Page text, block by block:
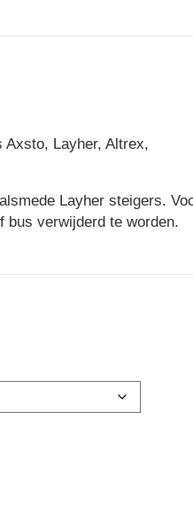
Layher, Altrex,
Layher steigers.
bus verwijderd te worden.